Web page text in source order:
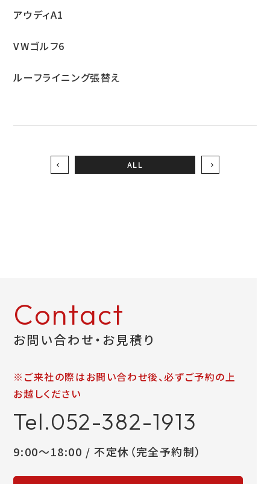
Tel.052-382-1913
お問い合わせ
アウディA1
VWゴルフ6
ルーフライニング張替え
ALL
Contact
お問い合わせ・お見積り
※ご来社の際はお問い合わせ後、必ずご予約の上
お越しください
Tel.052-382-1913
9:00～18:00 / 不定休（完全予約制）